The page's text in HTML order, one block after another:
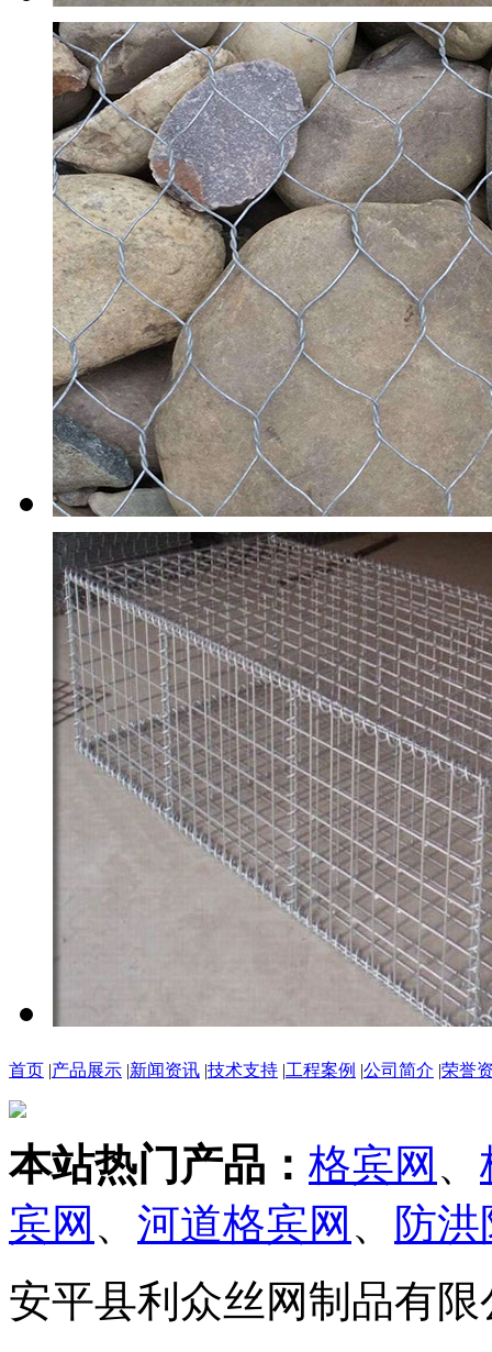
首页 |产品展示 |新闻资讯 |技术支持 |工程案例 |公司简介 |荣誉
本站热门产品： 格宾网 、
宾网 、 河道格宾网 、
防
安平县利众丝网制品有限